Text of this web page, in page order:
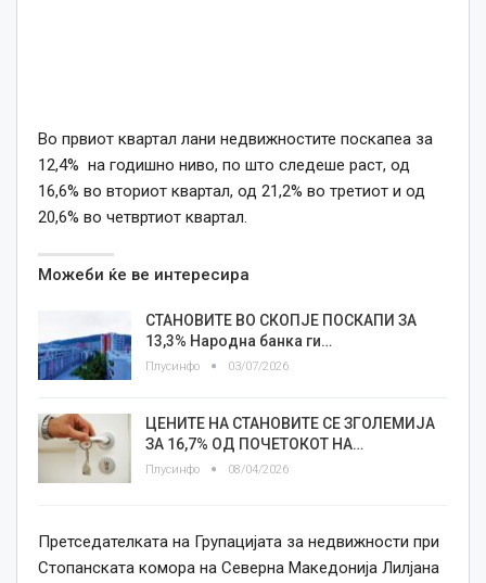
Во првиот квартал лани недвижностите поскапеа за
12,4% на годишно ниво, по што следеше раст, од
16,6% во вториот квартал, од 21,2% во третиот и од
20,6% во четвртиот квартал.
Можеби ќе ве интересира
СТАНОВИТЕ ВО СКОПЈЕ ПОСКАПИ ЗА
13,3% Народна банка ги…
Плусинфо 03/07/2026
ЦЕНИТЕ НА СТАНОВИТЕ СЕ ЗГОЛЕМИЈА
ЗА 16,7% ОД ПОЧЕТОКОТ НА…
Плусинфо 08/04/2026
Претседателката на Групацијата за недвижности при
Стопанската комора на Северна Македонија Лилјана